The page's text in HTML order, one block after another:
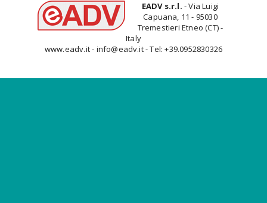
EADV s.r.l. - Via Luigi
Capuana, 11 - 95030
Tremestieri Etneo (CT) -
Italy
www.eadv.it - info@eadv.it - Tel: +39.0952830326